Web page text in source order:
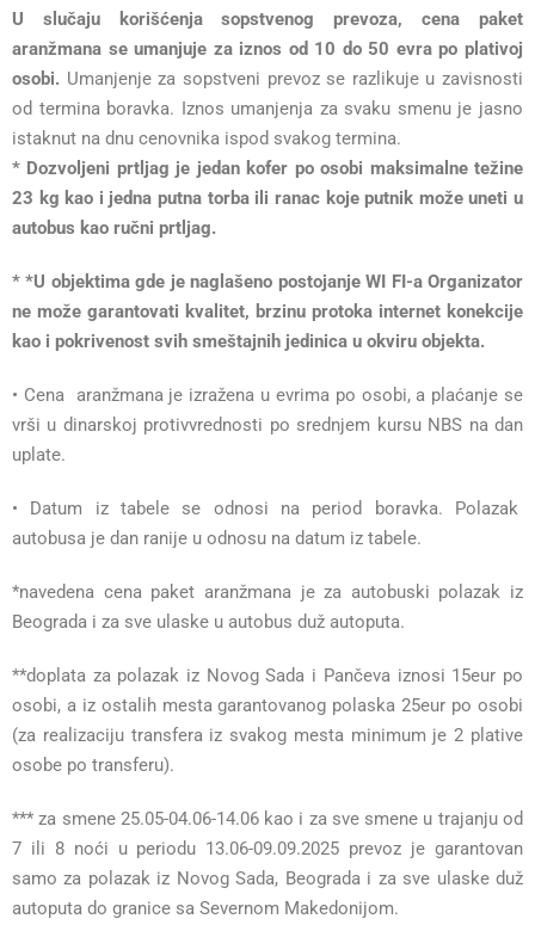
U slučaju korišćenja sopstvenog prevoza, cena paket
aranžmana se umanjuje za iznos od 10 do 50 evra po plativoj
osobi. Umanjenje za sopstveni prevoz se razlikuje u zavisnosti
od termina boravka. Iznos umanjenja za svaku smenu je jasno
istaknut na dnu cenovnika ispod svakog termina.
* Dozvoljeni prtljag je jedan kofer po osobi maksimalne težine
23 kg kao i jedna putna torba ili ranac koje putnik može uneti u
autobus kao ručni prtljag.
* *U objektima gde je naglašeno postojanje WI FI-a Organizator
ne može garantovati kvalitet, brzinu protoka internet konekcije
kao i pokrivenost svih smeštajnih jedinica u okviru objekta.
• Cena aranžmana je izražena u evrima po osobi, a plaćanje se
vrši u dinarskoj protivvrednosti po srednjem kursu NBS na dan
uplate.
• Datum iz tabele se odnosi na period boravka. Polazak
autobusa je dan ranije u odnosu na datum iz tabele.
*navedena cena paket aranžmana je za autobuski polazak iz
Beograda i za sve ulaske u autobus duž autoputa.
**doplata za polazak iz Novog Sada i Pančeva iznosi 15eur po
osobi, a iz ostalih mesta garantovanog polaska 25eur po osobi
(za realizaciju transfera iz svakog mesta minimum je 2 plative
osobe po transferu).
*** za smene 25.05-04.06-14.06 kao i za sve smene u trajanju od
7 ili 8 noći u periodu 13.06-09.09.2025 prevoz je garantovan
samo za polazak iz Novog Sada, Beograda i za sve ulaske duž
autoputa do granice sa Severnom Makedonijom.